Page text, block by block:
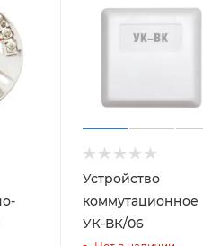
Устройство
коммутационное
УК-ВК/06